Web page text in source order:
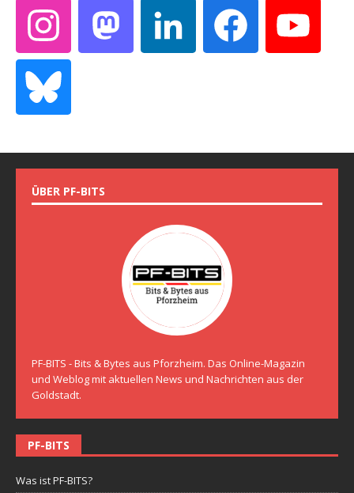
ÜBER PF-BITS
PF-BITS - Bits & Bytes aus Pforzheim. Das Online-Magazin
und Weblog mit aktuellen News und Nachrichten aus der
Goldstadt.
PF-BITS
Was ist PF-BITS?